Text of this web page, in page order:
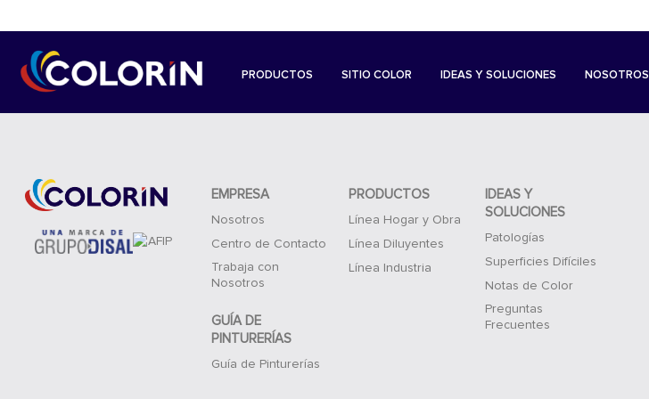
PRODUCTOS SITIO COLOR IDEAS Y SOLUCIONES NOSOTROS
EMPRESA
Nosotros
Centro de Contacto
Trabaja con
Nosotros
GUÍA DE
PINTURERÍAS
Guía de Pinturerías
PRODUCTOS
Línea Hogar y Obra
Línea Diluyentes
Línea Industria
IDEAS Y
SOLUCIONES
Patologías
Superficies Difíciles
Notas de Color
Preguntas
Frecuentes